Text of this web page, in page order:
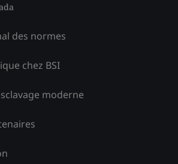
des normes
chez BSI
moderne